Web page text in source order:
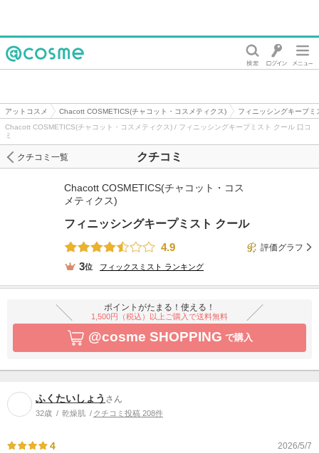
アットコスメ Chacott COSMETICS(チャコット・コスメティクス)
フィニッシングキープミ
Chacott COSMETICS(チャコット・コスメティクス) / フィニッシングキープミスト クール 口コ
ミ
クチコミ
クチコミ一覧
Chacott COSMETICS(チャコット・コス
メティクス)
フィニッシングキープミスト クール
4.9
評価グラフ
3位 フィックスミスト ランキング
ポイントがたまる！使える！
1,500円（税込）以上ご購入で送料無料
@cosme SHOPPING で購入
ふくたいしょう さん
32歳 乾燥肌 クチコミ投稿 208件
4 2026/5/7